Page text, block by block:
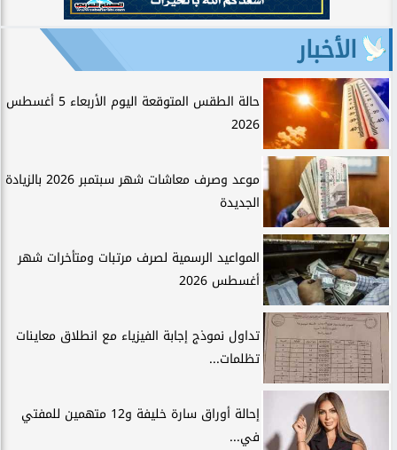
الأخبار
حالة الطقس المتوقعة اليوم الأربعاء 5 أغسطس
2026
موعد وصرف معاشات شهر سبتمبر 2026 بالزيادة
الجديدة
المواعيد الرسمية لصرف مرتبات ومتأخرات شهر
أغسطس 2026
تداول نموذج إجابة الفيزياء مع انطلاق معاينات
تظلمات...
إحالة أوراق سارة خليفة و12 متهمين للمفتي
في...